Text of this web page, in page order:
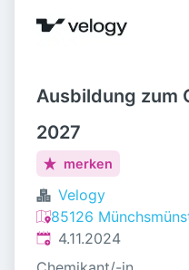
Ausbildung zum
2027
merken
Velogy
85126
Veröffentlicht
4.11.2024